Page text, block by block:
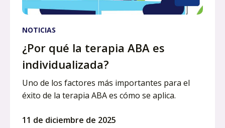
NOTICIAS
¿Por qué la terapia ABA es
individualizada?
Uno de los factores más importantes para el
éxito de la terapia ABA es cómo se aplica.
11 de diciembre de 2025